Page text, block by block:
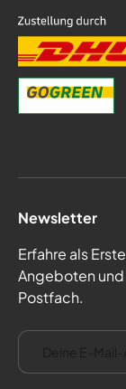
Newsletter
Erfahre als
Angeboten
Postfach.
E-Mail